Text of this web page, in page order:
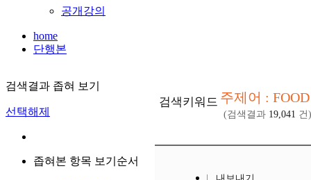
공개강의
home
단행본
검색결과 좁혀 보기
선택해제
좁혀본 항목 보기순서
검색키워드 주제어 : FOOD
(검색결과 19,041 건)